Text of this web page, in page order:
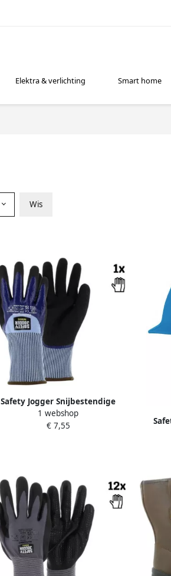
Elektra & verlichting Smart home
Wis
Safety Jogger Snijbestendige
HPPE handschoen met dubbele
nitril coating | Grijs Blauw |
1 webshop
€ 7,55